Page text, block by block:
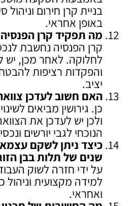
בניית קרן חירום וניהול
באופן אחראי.
מה תפקיד קרן הפנסיה
קרן הפנסיה נחשבת
לחלוקה. לאחר מכן, יש
והפקדות רציפות
יציב.
האם חשוב לעדכן
כן. גירושין מביאים
ולכן יש לעדכן את
הנוכחי לגבי יורשים
כיצד ניתן לשקם
שנים של תלות בבן
על ידי חזרה לשוק
למידה מקצועית וניהול
ואחראי.